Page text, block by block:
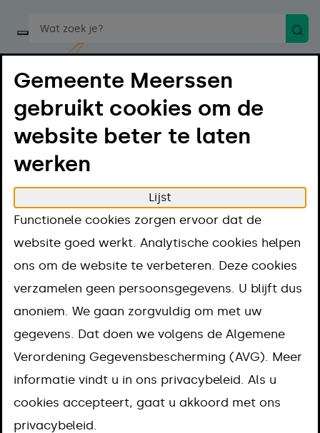
Start een spraakopdracht
Toegankelijkheid
Toegankelijkheid
Loop je tegen een
toegankelijkheidsprobleem
Stuur dan een mail naar info@meerssen.nl
Meer weten over digitale
toegankelijkheid?
Gemeente Meerssen
gebruikt cookies om de
website beter te laten
werken
Lijst
Functionele cookies zorgen ervoor dat de
website goed werkt. Analytische cookies helpen
ons om de website te verbeteren. Deze cookies
verzamelen geen persoonsgegevens. U blijft dus
anoniem. We gaan zorgvuldig om met uw
gegevens. Dat doen we volgens de Algemene
Verordening Gegevensbescherming (AVG). Meer
informatie vindt u in ons privacybeleid. Als u
cookies accepteert, gaat u akkoord met ons
privacybeleid.